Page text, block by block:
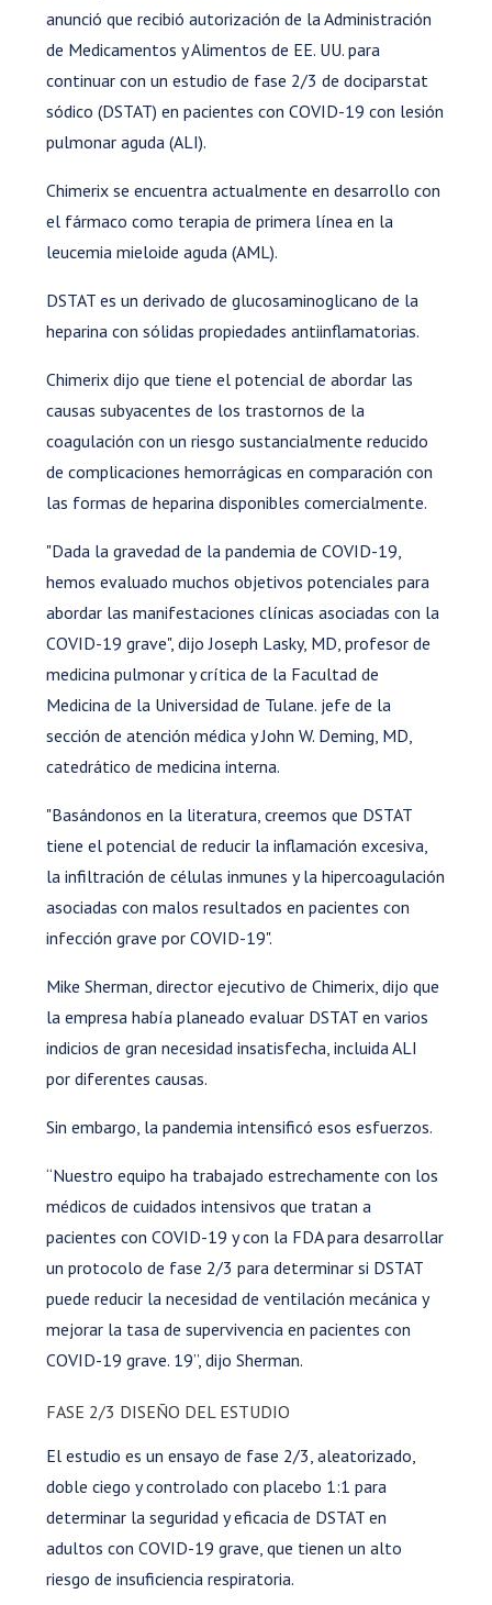
anunció que recibió autorización de la Administración
de Medicamentos y Alimentos de EE. UU. para
continuar con un estudio de fase 2/3 de dociparstat
sódico (DSTAT) en pacientes con COVID-19 con lesión
pulmonar aguda (ALI).
Chimerix se encuentra actualmente en desarrollo con
el fármaco como terapia de primera línea en la
leucemia mieloide aguda (AML).
DSTAT es un derivado de glucosaminoglicano de la
heparina con sólidas propiedades antiinflamatorias.
Chimerix dijo que tiene el potencial de abordar las
causas subyacentes de los trastornos de la
coagulación con un riesgo sustancialmente reducido
de complicaciones hemorrágicas en comparación con
las formas de heparina disponibles comercialmente.
"Dada la gravedad de la pandemia de COVID-19,
hemos evaluado muchos objetivos potenciales para
abordar las manifestaciones clínicas asociadas con la
COVID-19 grave", dijo Joseph Lasky, MD, profesor de
medicina pulmonar y crítica de la Facultad de
Medicina de la Universidad de Tulane. jefe de la
sección de atención médica y John W. Deming, MD,
catedrático de medicina interna.
"Basándonos en la literatura, creemos que DSTAT
tiene el potencial de reducir la inflamación excesiva,
la infiltración de células inmunes y la hipercoagulación
asociadas con malos resultados en pacientes con
infección grave por COVID-19".
Mike Sherman, director ejecutivo de Chimerix, dijo que
la empresa había planeado evaluar DSTAT en varios
indicios de gran necesidad insatisfecha, incluida ALI
por diferentes causas.
Sin embargo, la pandemia intensificó esos esfuerzos.
“Nuestro equipo ha trabajado estrechamente con los
médicos de cuidados intensivos que tratan a
pacientes con COVID-19 y con la FDA para desarrollar
un protocolo de fase 2/3 para determinar si DSTAT
puede reducir la necesidad de ventilación mecánica y
mejorar la tasa de supervivencia en pacientes con
COVID-19 grave. 19”, dijo Sherman.
FASE 2/3 DISEÑO DEL ESTUDIO
El estudio es un ensayo de fase 2/3, aleatorizado,
doble ciego y controlado con placebo 1:1 para
determinar la seguridad y eficacia de DSTAT en
adultos con COVID-19 grave, que tienen un alto
riesgo de insuficiencia respiratoria.